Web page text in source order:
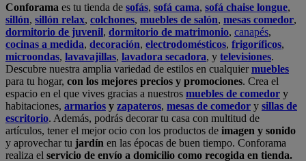
Conforama es tu tienda de sofás, sofá cama, sofá chaise longue,
sillón, sillón relax, colchones, muebles de salón, mesas comedor,
dormitorio de juvenil, dormitorio de matrimonio, canapés,
cocinas a medida, decoración, electrodomésticos, frigoríficos,
microondas, lavavajillas, lavadora secadora, y televisiones.
Descubre nuestra amplia variedad de estilos en cualquiermuebles
para tu hogar, con los mejores precios y promociones. Crea el
espacio en el que vives gracias a nuestros muebles de comedor y
habitaciones, armarios y zapateros, mesas de comedor y sillas de
escritorio. Además, podrás decorar tu casa con multitud de
artículos, tener el mejor ocio con los productos de imagen y sonido
y aprovechar tu jardín en las épocas de buen tiempo. Conforama
realiza el servicio de envío a domicilio como recogida en tienda.